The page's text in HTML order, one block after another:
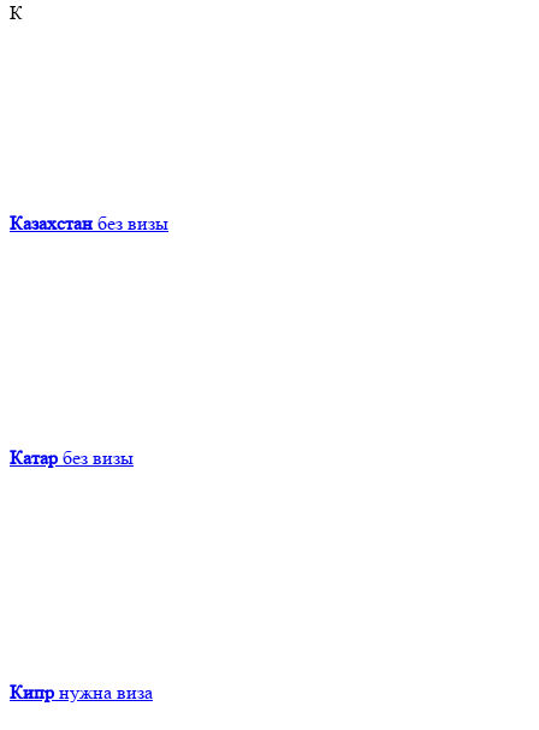
К
Казахстан без визы
Катар без визы
Кипр нужна виза